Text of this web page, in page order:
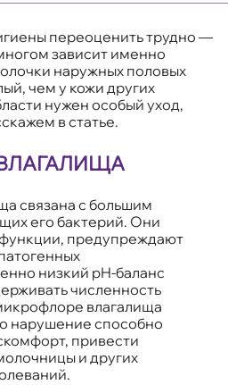
переоценить трудно —
зависит именно
наружных половых
чем у кожи других
нужен особый уход,
в статье.
связана с большим
его бактерий. Они
предупреждают
низкий pH-баланс
численность
влагалища
нарушение способно
привести
и других